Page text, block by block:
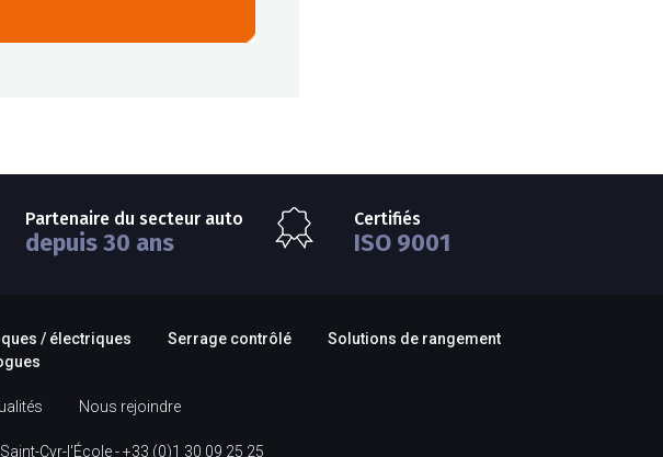
Partenaire du secteur auto
depuis 30 ans
Certifiés
ISO 9001
/ électriques Serrage contrôlé
Solutions de rangement
Nous rejoindre
Cyr-l'École -+33 (0)1 30 09 25 25